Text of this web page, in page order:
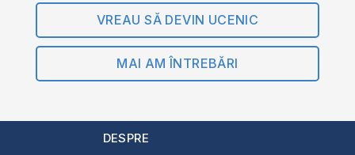
VREAU SĂ DEVIN UCENIC
MAI AM ÎNTREBĂRI
DESPRE